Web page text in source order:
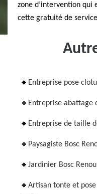
zone d’intervention qui
cette gratuité de
Entreprise pose
Entreprise abattage
Entreprise de taille
Paysagiste Bosc
Jardinier Bosc
Artisan tonte et